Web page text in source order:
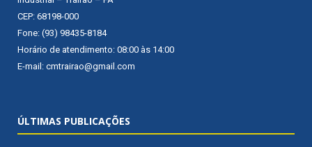
CEP: 68198-000
Fone: (93) 98435-8184
Horário de atendimento: 08:00 às 14:00
E-mail: cmtrairao@gmail.com
ÚLTIMAS PUBLICAÇÕES